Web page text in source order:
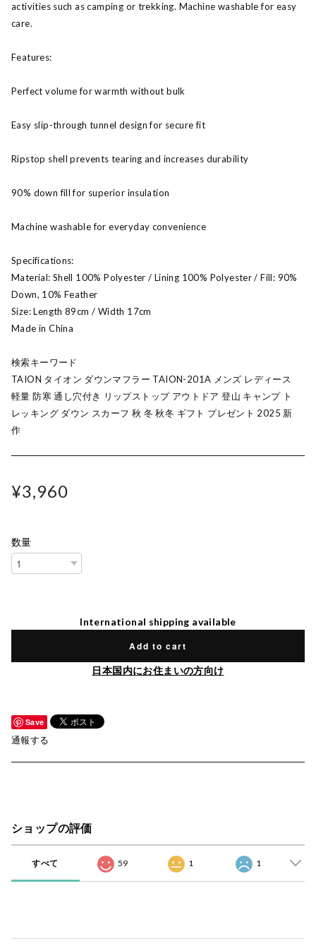
activities such as camping or trekking. Machine washable for easy
care.
Features:
Perfect volume for warmth without bulk
Easy slip-through tunnel design for secure fit
Ripstop shell prevents tearing and increases durability
90% down fill for superior insulation
Machine washable for everyday convenience
Specifications:
Material: Shell 100% Polyester / Lining 100% Polyester / Fill: 90%
Down, 10% Feather
Size: Length 89cm / Width 17cm
Made in China
検索キーワード
TAION タイオン ダウンマフラー TAION-201A メンズ レディース
軽量 防寒 通し穴付き リップストップ アウトドア 登山 キャンプ ト
レッキング ダウン スカーフ 秋 冬 秋冬 ギフト プレゼント 2025 新
作
¥3,960
数量
International shipping available
Add to cart
日本国内にお住まいの方向け
Save
通報する
ショップの評価
すべて 59 1 1